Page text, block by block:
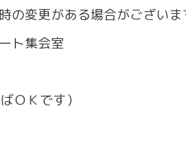
変更がある場合がございま
ト集会室
Ｋです）